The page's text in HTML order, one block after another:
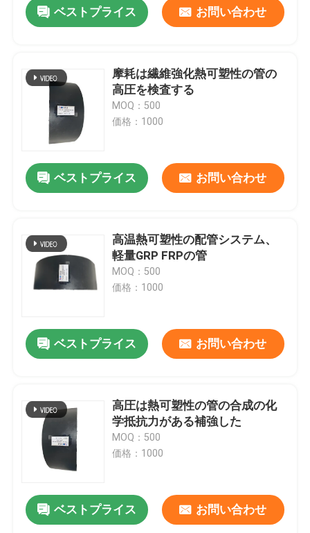
ホーム
VRショー
企業情報
会社案内
ベストプライス お問い合わせ
摩耗は繊維強化熱可塑性の管の
高圧を検査する
MOQ：500
価格：1000
ベストプライス お問い合わせ
高温熱可塑性の配管システム、
軽量GRP FRPの管
MOQ：500
価格：1000
ベストプライス お問い合わせ
高圧は熱可塑性の管の合成の化
学抵抗力がある補強した
MOQ：500
価格：1000
ベストプライス お問い合わせ